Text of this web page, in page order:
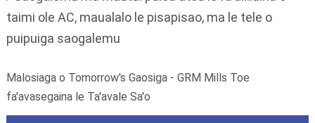
taimi ole AC, maualalo le pisapisao, ma le tele o
puipuiga saogalemu
Malosiaga o Tomorrow's Gaosiga - GRM Mills Toe
fa'avasegaina le Ta'avale Sa'o